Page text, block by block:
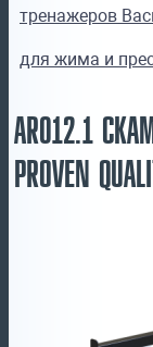
тренажеров
для жима и
AR012.1
PROVEN